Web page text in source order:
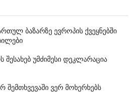
ბაზარზე ევროპის ქვეყნებში
უმძიმესი დეკლარაცია
შემთხვევაში ვერ მოხერხებს